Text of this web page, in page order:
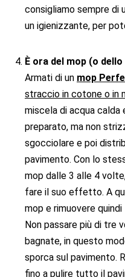
consigliamo sempre di
un igienizzante, per
È ora del mop (o
Armati di un mop
straccio in cotone o in
miscela di acqua calda
preparato, ma non
sgocciolare e poi
pavimento. Con lo
mop dalle 3 alle 4
fare il suo effetto. A
mop e rimuovere
Non passare più di tre
bagnate, in questo
sporca sul pavimento.
fino a pulire tutto il